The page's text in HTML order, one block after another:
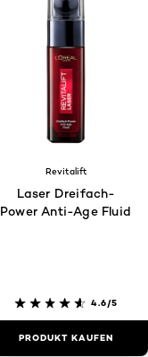
Revitalift
Laser Dreifach-
Power Anti-Age Fluid
4.6/5
PRODUKT KAUFEN